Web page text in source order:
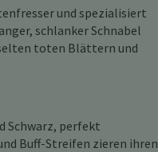
und spezialisiert
schlanker Schnabel
toten Blättern und
Schwarz, perfekt
Buff-Streifen zieren ihren